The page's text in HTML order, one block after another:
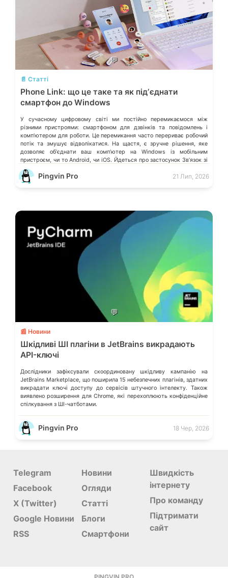
💬
📄 Статті
Phone Link: що це таке та як підʼєднати
смартфон до Windows
У сучасному цифровому світі ми постійно перемикаємося між
різними пристроями: смартфоном для дзвінків та повідомлень і
компʼютером для роботи. Це перемикання часто перериває робочий
потік та змушує відволікатися. На щастя, є зручне рішення, яке
дозволяє обʼєднати ваш компʼютер на Windows із мобільним
пристроєм, чи то Android, чи iOS. Йдеться про застосунок Звʼязок зі
смартфоном (Phone Link) від Microsoft, що перетворює ваш ПК на
своєрідний «міст» до функцій смартфона.
Pingvin Pro 21 Лип, 2026
💬
📰 Новини
Шкідливі ШІ плагіни в JetBrains викрадають
API-ключі
Дослідники зафіксували скоординовану шкідливу кампанію на
JetBrains Marketplace, що поширила 15 небезпечних плагінів, здатних
викрадати ключі доступу до сервісів штучного інтелекту. Також
виявлено розширення для Chrome, які перехоплюють конфіденційне
спілкування з ШІ-чатботами.
Pingvin Pro 18 Чер, 2026
Telegram
Facebook
X (Twitter)
Google Новини
RSS
Новини
Огляди
Статті
Блоги
Смартфони
Швидкість
інтернету
Про команду
Підтримати
сайт